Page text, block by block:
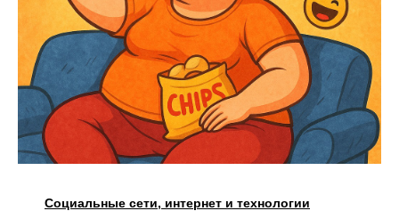
Социальные сети, интернет и технологии